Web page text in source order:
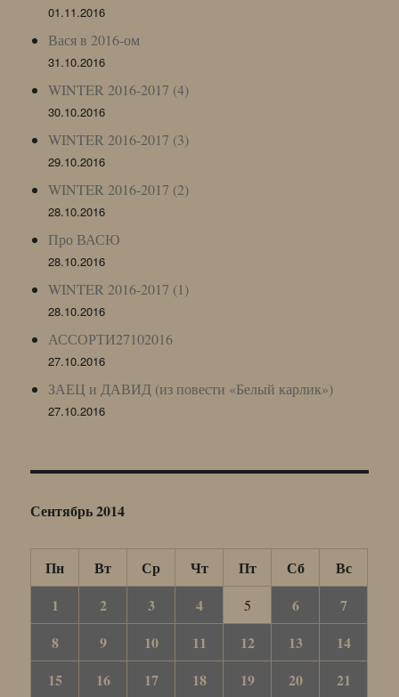
01.11.2016
Вася в 2016-ом
31.10.2016
WINTER 2016-2017 (4)
30.10.2016
WINTER 2016-2017 (3)
29.10.2016
WINTER 2016-2017 (2)
28.10.2016
Про ВАСЮ
28.10.2016
WINTER 2016-2017 (1)
28.10.2016
АССОРТИ27102016
27.10.2016
ЗАЕЦ и ДАВИД (из повести «Белый карлик»)
27.10.2016
Сентябрь 2014
Пн Вт Ср Чт Пт Сб
Вс
1
2 3 4 5 6
7
8
9 10 11 12 13
14
15
16 17 18 19 20 21